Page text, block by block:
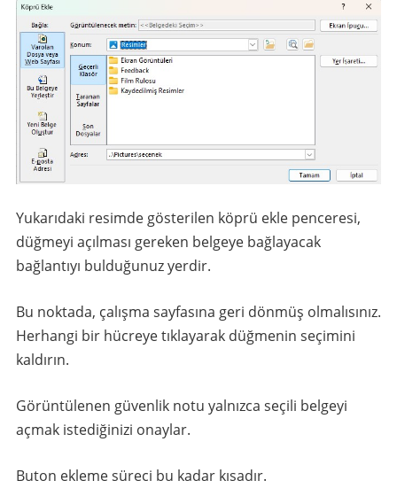
Yukarıdaki resimde gösterilen köprü ekle penceresi,
düğmeyi açılması gereken belgeye bağlayacak
bağlantıyı bulduğunuz yerdir.
Bu noktada, çalışma sayfasına geri dönmüş olmalısınız.
Herhangi bir hücreye tıklayarak düğmenin seçimini
kaldırın.
Görüntülenen güvenlik notu yalnızca seçili belgeyi
açmak istediğinizi onaylar.
Buton ekleme süreci bu kadar kısadır.